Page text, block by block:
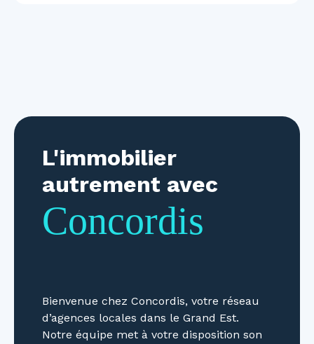
L'immobilier
autrement avec
Concordis
Bienvenue chez Concordis, votre réseau
d’agences locales dans le Grand Est.
Notre équipe met à votre disposition son